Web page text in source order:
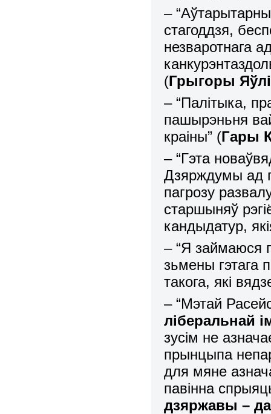
–
стагоддзя,
незваротнага
(Грыгоры
– “Палітыка,
пашырэньня
краіны” (Гары
– “Гэта
Дзярждумы ад
пагрозу
старшыняў
кандыдатур,
– “Я займаюся
зьмены гэтага
такога, які
– “Мэтай
ліберальнай
зусім не
прынцыпа
для мяне
павінна
дзяржавы –